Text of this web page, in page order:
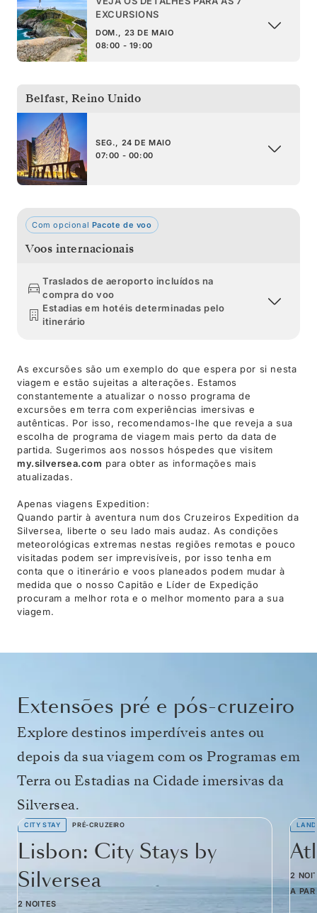
EXCURSIONS
DOM., 23 DE MAIO
08:00 - 19:00
Belfast, Reino Unido
SEG., 24 DE MAIO
07:00 - 00:00
Com opcional Pacote de voo
Voos internacionais
Traslados de aeroporto incluídos na
compra do voo
Estadias em hotéis determinadas pelo
itinerário
As excursões são um exemplo do que espera por si nesta
viagem e estão sujeitas a alterações. Estamos
constantemente a atualizar o nosso programa de
excursões em terra com experiências imersivas e
autênticas. Por isso, recomendamos-lhe que reveja a sua
escolha de programa de viagem mais perto da data de
partida. Sugerimos aos nossos hóspedes que visitem
my.silversea.com para obter as informações mais
atualizadas.
Apenas viagens Expedition:
Quando partir à aventura num dos Cruzeiros Expedition da
Silversea, liberte o seu lado mais audaz. As condições
meteorológicas extremas nestas regiões remotas e pouco
visitadas podem ser imprevisíveis, por isso tenha em
conta que o itinerário e voos planeados podem mudar à
medida que o nosso Capitão e Líder de Expedição
procuram a melhor rota e o melhor momento para a sua
viagem.
Extensões pré e pós-cruzeiro
Explore destinos imperdíveis antes ou
depois da sua viagem com os Programas em
Terra ou Estadias na Cidade imersivas da
Silversea.
CITY STAY PRÉ-CRUZEIRO
Lisbon: City Stays by
Silversea
2 NOITES
2
A